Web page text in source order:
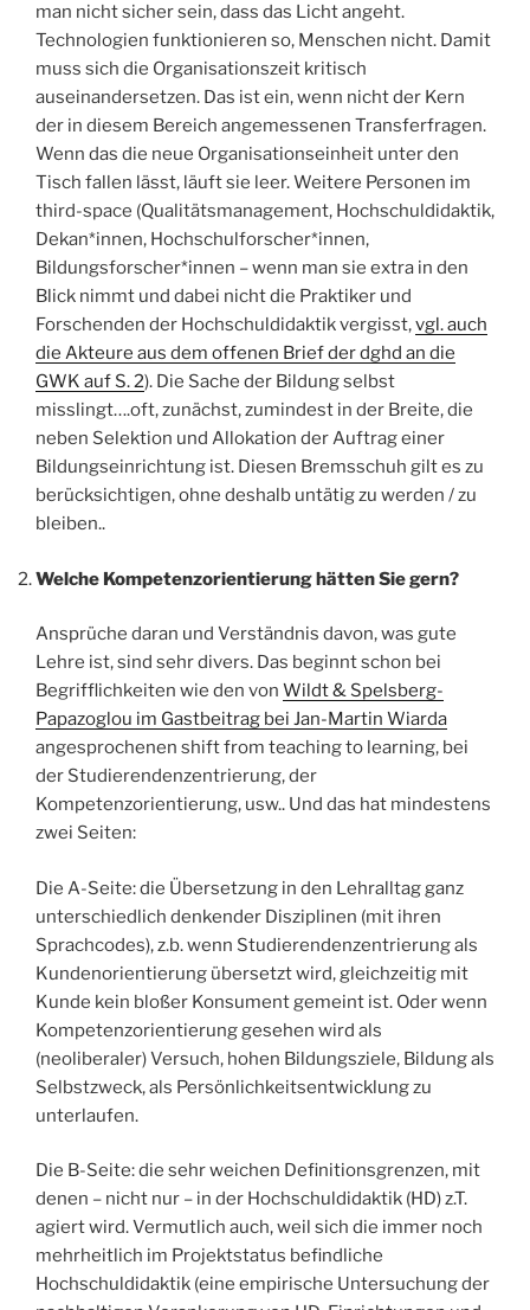
man nicht sicher sein, dass das Licht angeht.
Technologien funktionieren so, Menschen nicht. Damit
muss sich die Organisationszeit kritisch
auseinandersetzen. Das ist ein, wenn nicht der Kern
der in diesem Bereich angemessenen Transferfragen.
Wenn das die neue Organisationseinheit unter den
Tisch fallen lässt, läuft sie leer. Weitere Personen im
third-space (Qualitätsmanagement, Hochschuldidaktik,
Dekan*innen, Hochschulforscher*innen,
Bildungsforscher*innen – wenn man sie extra in den
Blick nimmt und dabei nicht die Praktiker und
Forschenden der Hochschuldidaktik vergisst,vgl. auch
die Akteure aus dem offenen Brief der dghd an die
GWK auf S. 2). Die Sache der Bildung selbst
misslingt….oft, zunächst, zumindest in der Breite, die
neben Selektion und Allokation der Auftrag einer
Bildungseinrichtung ist. Diesen Bremsschuh gilt es zu
berücksichtigen, ohne deshalb untätig zu werden / zu
bleiben..
Welche Kompetenzorientierung hätten Sie gern?
Ansprüche daran und Verständnis davon, was gute
Lehre ist, sind sehr divers. Das beginnt schon bei
Begrifflichkeiten wie den von Wildt & Spelsberg-
Papazoglou im Gastbeitrag bei Jan-Martin Wiarda
angesprochenen shift from teaching to learning, bei
der Studierendenzentrierung, der
Kompetenzorientierung, usw.. Und das hat mindestens
zwei Seiten:
Die A-Seite: die Übersetzung in den Lehralltag ganz
unterschiedlich denkender Disziplinen (mit ihren
Sprachcodes), z.b. wenn Studierendenzentrierung als
Kundenorientierung übersetzt wird, gleichzeitig mit
Kunde kein bloßer Konsument gemeint ist. Oder wenn
Kompetenzorientierung gesehen wird als
(neoliberaler) Versuch, hohen Bildungsziele, Bildung als
Selbstzweck, als Persönlichkeitsentwicklung zu
unterlaufen.
Die B-Seite: die sehr weichen Definitionsgrenzen, mit
denen – nicht nur – in der Hochschuldidaktik (HD) z.T.
agiert wird. Vermutlich auch, weil sich die immer noch
mehrheitlich im Projektstatus befindliche
Hochschuldidaktik (eine empirische Untersuchung der